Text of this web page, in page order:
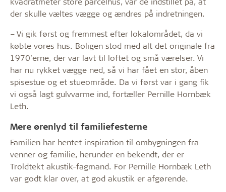
der skulle væltes vægge og ændres på indretningen.
– Vi gik først og fremmest efter lokalområdet, da vi
købte vores hus. Boligen stod med alt det originale fra
1970’erne, der var lavt til loftet og små værelser. Vi
har nu rykket vægge ned, så vi har fået en stor, åben
spisestue og et stueområde. Da vi først var i gang fik
vi også lagt gulvvarme ind, fortæller Pernille Hornbæk
Leth.
Mere ørenlyd til familiefesterne
Familien har hentet inspiration til ombygningen fra
venner og familie, herunder en bekendt, der er
Troldtekt akustik-fagmand. For Pernille Hornbæk Leth
var godt klar over, at god akustik er afgørende.